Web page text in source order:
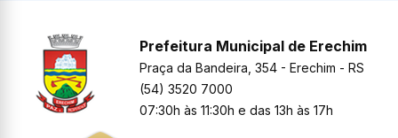
Prefeitura Municipal de Erechim
Praça da Bandeira, 354 - Erechim - RS
(54) 3520 7000
07:30h às 11:30h e das 13h às 17h